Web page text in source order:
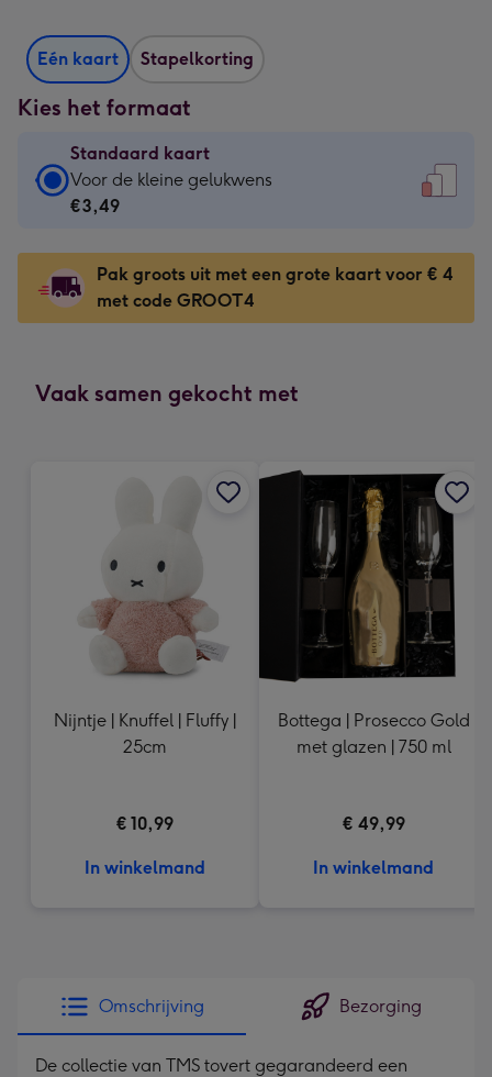
Eén kaart Stapelkorting
Kies het formaat
Standaard kaart
Standaard
kaart
€3,49
-
Voor
gelukwens
Voor de kleine gelukwens
€3,49
Pak groots uit met een grote kaart voor € 4
met code GROOT4
Vaak samen gekocht met
Nijntje | Knuffel | Fluffy |
25cm
€ 10,99
In winkelmand
Bottega | Prosecco Gold
met glazen | 750 ml
€ 49,99
In winkelmand
Omschrijving Bezorging
De collectie van TMS tovert gegarandeerd een